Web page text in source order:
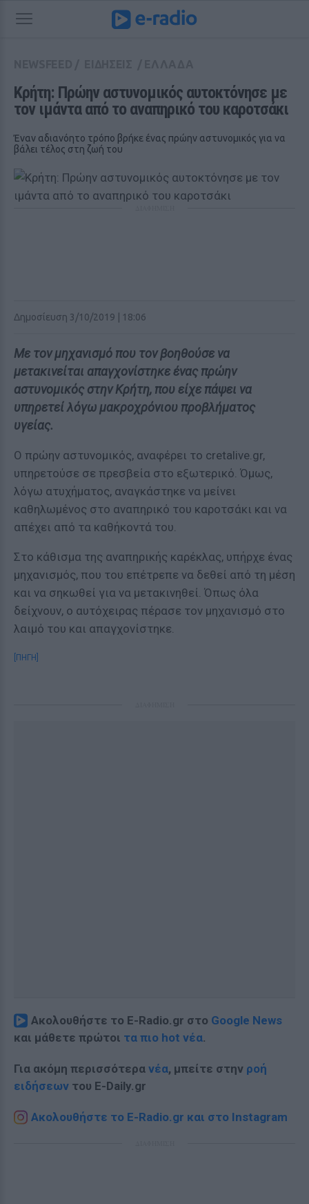
Κρήτη: Πρώην αστυνομικός αυτοκτόνησε με
τον ιμάντα από το αναπηρικό του καροτσάκι
Έναν αδιανόητο τρόπο βρήκε ένας πρώην αστυνομικός για να
βάλει τέλος στη ζωή του
Δημοσίευση 3/10/2019 | 18:06
Με τον μηχανισμό που τον βοηθούσε να
μετακινείται απαγχονίστηκε ένας πρώην
αστυνομικός στην Κρήτη, που είχε πάψει να
υπηρετεί λόγω μακροχρόνιου προβλήματος
υγείας.
Ο πρώην αστυνομικός, αναφέρει το cretalive.gr,
υπηρετούσε σε πρεσβεία στο εξωτερικό. Όμως,
λόγω ατυχήματος, αναγκάστηκε να μείνει
καθηλωμένος στο αναπηρικό του καροτσάκι και να
απέχει από τα καθήκοντά του.
Στο κάθισμα της αναπηρικής καρέκλας, υπήρχε ένας
μηχανισμός, που του επέτρεπε να δεθεί από τη μέση
και να σηκωθεί για να μετακινηθεί. Όπως όλα
δείχνουν, ο αυτόχειρας πέρασε τον μηχανισμό στο
λαιμό του και απαγχονίστηκε.
[ΠΗΓΗ]
Ακολουθήστε το E-Radio.gr στο Google News
και μάθετε πρώτοι τα πιο hot νέα.
Για ακόμη περισσότερα νέα, μπείτε στην ροή
ειδήσεων του E-Daily.gr
Ακολουθήστε το E-Radio.gr και στο Instagram